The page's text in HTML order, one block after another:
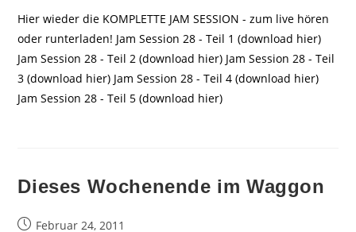
Hier wieder die KOMPLETTE JAM SESSION - zum live hören
oder runterladen! Jam Session 28 - Teil 1 (download hier)
Jam Session 28 - Teil 2 (download hier) Jam Session 28 - Teil
3 (download hier) Jam Session 28 - Teil 4 (download hier)
Jam Session 28 - Teil 5 (download hier)
Dieses Wochenende im Waggon
BeitragFebruar 24, 2011